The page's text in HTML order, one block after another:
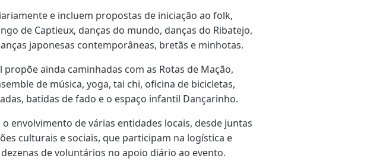
e incluem propostas de iniciação ao folk,
de Captieux, danças do mundo, danças do Ribatejo,
japonesas contemporâneas, bretãs e minhotas.
ainda caminhadas com as Rotas de Mação,
de música, yoga, tai chi, oficina de bicicletas,
batidas de fado e o espaço infantil Dançarinho.
envolvimento de várias entidades locais, desde juntas
culturais e sociais, que participam na logística e
de voluntários no apoio diário ao evento.